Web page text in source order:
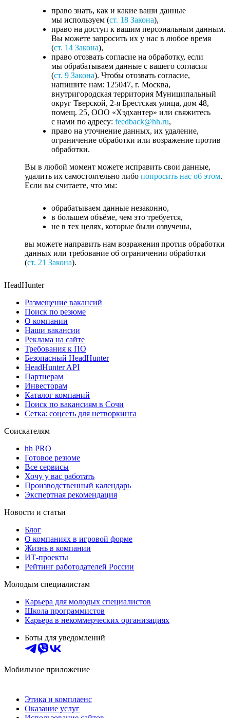
право знать, как и какие ваши данные
мы используем (ст. 18 Закона),
право на доступ к вашим персональным данным.
Вы можете запросить их у нас в любое время
(ст. 14 Закона),
право отозвать согласие на обработку, если
мы обрабатываем данные с вашего согласия
(ст. 9 Закона). Чтобы отозвать согласие,
напишите нам: 125047, г. Москва,
внутригородская территория Муниципальный
округ Тверской, 2-я Брестская улица, дом 48,
помещ. 25, ООО «Хэдхантер» или свяжитесь
с нами по адресу: feedback@hh.ru,
право на уточнение данных, их удаление,
ограничение обработки или возражение против
обработки.
Вы в любой момент можете исправить свои данные,
удалить их самостоятельно либо попросить нас об этом.
Если вы считаете, что мы:
обрабатываем данные незаконно,
в большем объёме, чем это требуется,
не в тех целях, которые были озвучены,
вы можете направить нам возражения против обработки
данных или требование об ограничении обработки
(ст. 21 Закона).
HeadHunter
Размещение вакансий
Поиск по резюме
О компании
Наши вакансии
Реклама на сайте
Требования к ПО
Безопасный HeadHunter
HeadHunter API
Партнерам
Инвесторам
Каталог компаний
Поиск по вакансиям в Сочи
Сетка: соцсеть для нетворкинга
Соискателям
hh PRO
Готовое резюме
Все сервисы
Хочу у вас работать
Производственный календарь
Экспертная рекомендация
Новости и статьи
Блог
О компаниях в игровой форме
Жизнь в компании
ИТ-проекты
Рейтинг работодателей России
Молодым специалистам
Карьера для молодых специалистов
Школа программистов
Карьера в некоммерческих организациях
Боты для уведомлений
Мобильное приложение
Этика и комплаенс
Оказание услуг